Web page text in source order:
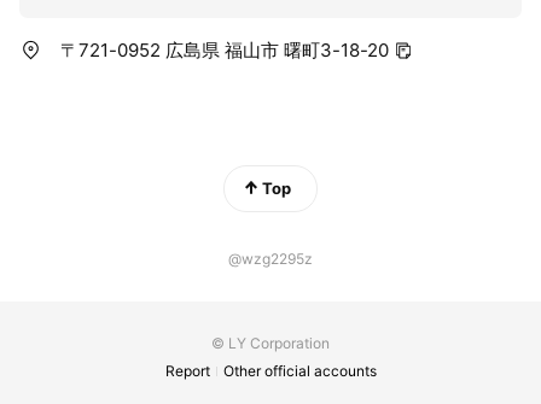
〒721-0952 広島県 福山市 曙町3-18-20
Top
@wzg2295z
© LY Corporation
Report
Other official accounts